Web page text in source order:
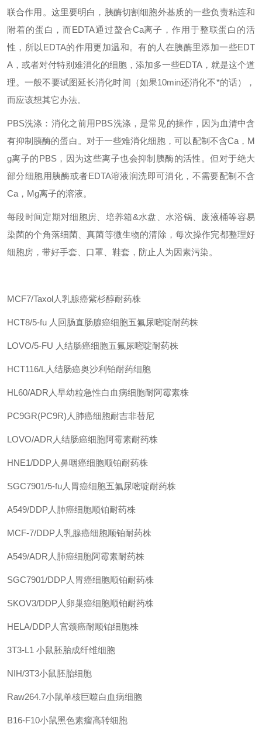
联合作用。这里要明白，胰酶切割细胞外基质的一些负责粘连和
附着的蛋白，而EDTA通过螯合Ca离子，作用于整联蛋白的活
性，所以EDTA的作用更加温和。有的人在胰酶里添加一些EDT
A，或者对付特别难消化的细胞，添加多一些EDTA，就是这个道
理。一般不要试图延长消化时间（如果10min还消化不*的话），
而应该想其它办法。
PBS洗涤：消化之前用PBS洗涤，是常见的操作，因为血清中含
有抑制胰酶的蛋白。对于一些难消化细胞，可以配制不含Ca，M
g离子的PBS，因为这些离子也会抑制胰酶的活性。但对于绝大
部分细胞用胰酶或者EDTA溶液润洗即可消化，不需要配制不含
Ca，Mg离子的溶液。
每段时间定期对细胞房、培养箱&水盘、水浴锅、废液桶等容易
染菌的个角落细菌、真菌等微生物的清除，每次操作完都整理好
细胞房，带好手套、口罩、鞋套，防止人为因素污染。
MCF7/Taxol人乳腺癌紫杉醇耐药株
HCT8/5-fu 人回肠直肠腺癌细胞五氟尿嘧啶耐药株
LOVO/5-FU 人结肠癌细胞五氟尿嘧啶耐药株
HCT116/L人结肠癌奥沙利铂耐药细胞
HL60/ADR人早幼粒急性白血病细胞耐阿霉素株
PC9GR(PC9R)人肺癌细胞耐吉非替尼
LOVO/ADR人结肠癌细胞阿霉素耐药株
HNE1/DDP人鼻咽癌细胞顺铂耐药株
SGC7901/5-fu人胃癌细胞五氟尿嘧啶耐药株
A549/DDP人肺癌细胞顺铂耐药株
MCF-7/DDP人乳腺癌细胞顺铂耐药株
A549/ADR人肺癌细胞阿霉素耐药株
SGC7901/DDP人胃癌细胞顺铂耐药株
SKOV3/DDP人卵巢癌细胞顺铂耐药株
HELA/DDP人宫颈癌耐顺铂细胞株
3T3-L1 小鼠胚胎成纤维细胞
NIH/3T3小鼠胚胎细胞
Raw264.7小鼠单核巨噬白血病细胞
B16-F10小鼠黑色素瘤高转细胞